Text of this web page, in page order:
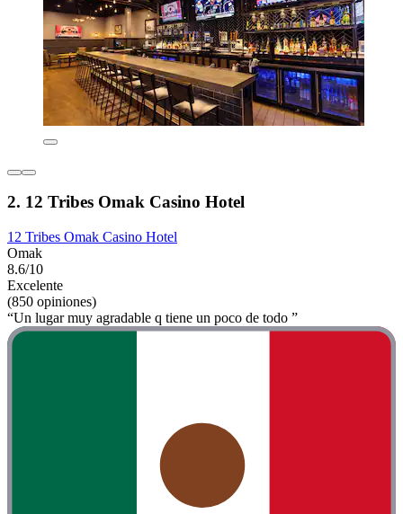
2. 12 Tribes Omak Casino Hotel
12 Tribes Omak Casino Hotel
Omak
8.6/10
Excelente
(850 opiniones)
“Un lugar muy agradable q tiene un poco de todo ”